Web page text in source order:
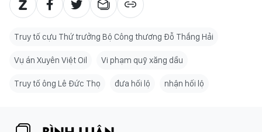
Truy tố cựu Thứ trưởng Bộ Công thương Đỗ Thắng Hải
Vụ án Xuyên Việt Oil Vi phạm quỹ xăng dầu
Truy tố ông Lê Đức Thọ đưa hối lộ nhận hối lộ